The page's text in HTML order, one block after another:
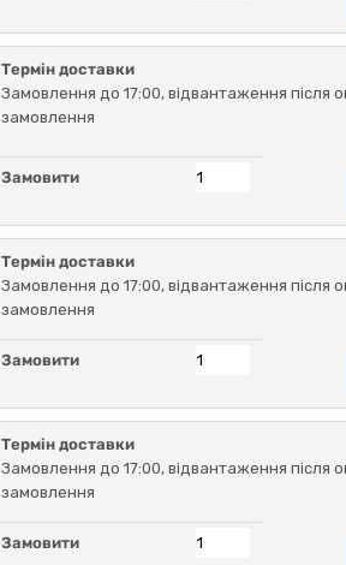
Термін доставки
Замовлення до 17:00, відвантаження після
замовлення
Замовити
Термін доставки
Замовлення до 17:00, відвантаження після
замовлення
Замовити
Термін доставки
Замовлення до 17:00, відвантаження після
замовлення
Замовити